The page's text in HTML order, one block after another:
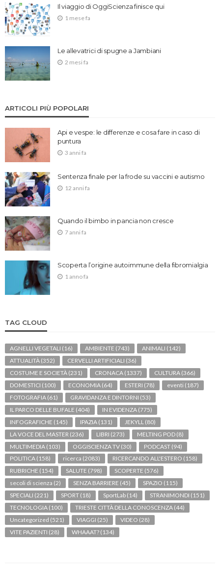
Il viaggio di OggiScienza finisce qui
1 mese fa
Le allevatrici di spugne a Jambiani
2 mesi fa
ARTICOLI PIÙ POPOLARI
Api e vespe: le differenze e cosa fare in caso di
puntura
3 anni fa
Sentenza finale per la frode su vaccini e autismo
12 anni fa
Quando il bimbo in pancia non cresce
7 anni fa
Scoperta l’origine autoimmune della fibromialgia
1 anno fa
TAG CLOUD
AGNELLI VEGETALI (16) AMBIENTE (743) ANIMALI (142)
ATTUALITÀ (352) CERVELLI ARTIFICIALI (36)
COSTUME E SOCIETÀ (231) CRONACA (1337) CULTURA (366)
DOMESTICI (100) ECONOMIA (64) ESTERI (78) eventi (187)
FOTOGRAFIA (61) GRAVIDANZA E DINTORNI (53)
IL PARCO DELLE BUFALE (404) IN EVIDENZA (775)
INFOGRAFICHE (145) IPAZIA (131) JEKYLL (80)
LA VOCE DEL MASTER (236) LIBRI (273) MELTING POD (8)
MULTIMEDIA (103) OGGISCIENZA TV (30) PODCAST (94)
POLITICA (158) ricerca (2083) RICERCANDO ALL'ESTERO (158)
RUBRICHE (154) SALUTE (798) SCOPERTE (576)
secoli di scienza (2) SENZA BARRIERE (45) SPAZIO (115)
SPECIALI (221) SPORT (18) SportLab (14) STRANIMONDI (151)
TECNOLOGIA (100) TRIESTE CITTÀ DELLA CONOSCENZA (44)
Uncategorized (521) VIAGGI (25) VIDEO (28)
VITE PAZIENTI (28) WHAAAT? (134)